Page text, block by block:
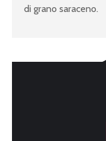
di grano saraceno.